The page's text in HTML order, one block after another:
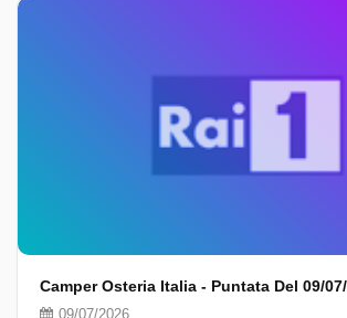
Camper Osteria Italia - Puntata Del 09/
09/07/2026